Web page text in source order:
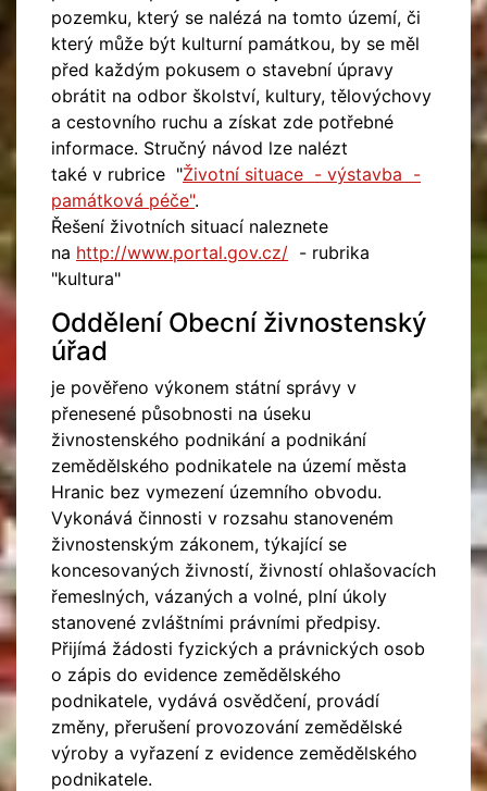
pozemku, který se nalézá na tomto území, či
který může být kulturní památkou, by se měl
před každým pokusem o stavební úpravy
obrátit na odbor školství, kultury, tělovýchovy
a cestovního ruchu a získat zde potřebné
informace. Stručný návod lze nalézt
také v rubrice "Životní situace - výstavba -
památková péče".
Řešení životních situací naleznete
na http://www.portal.gov.cz/ - rubrika
"kultura"
Oddělení Obecní živnostenský
úřad
je pověřeno výkonem státní správy v
přenesené působnosti na úseku
živnostenského podnikání a podnikání
zemědělského podnikatele na území města
Hranic bez vymezení územního obvodu.
Vykonává činnosti v rozsahu stanoveném
živnostenským zákonem, týkající se
koncesovaných živností, živností ohlašovacích
řemeslných, vázaných a volné, plní úkoly
stanovené zvláštními právními předpisy.
Přijímá žádosti fyzických a právnických osob
o zápis do evidence zemědělského
podnikatele, vydává osvědčení, provádí
změny, přerušení provozování zemědělské
výroby a vyřazení z evidence zemědělského
podnikatele.